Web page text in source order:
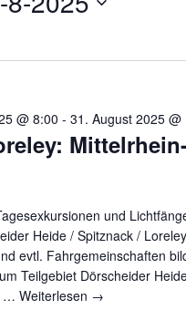
@ 8:00 -31. August 2025 @
und
Heide / Spitznack /
evtl. Fahrgemeinschaften
Teilgebiet Dörscheider
…Weiterlesen →